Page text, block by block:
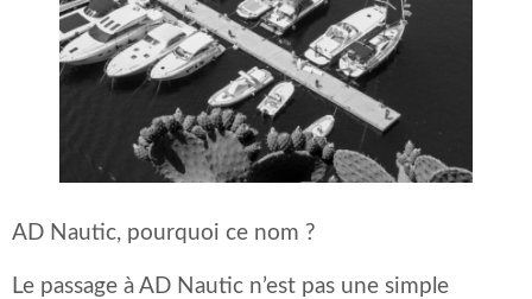
AD Nautic, pourquoi ce nom ?
Le passage à AD Nautic n’est pas une simple